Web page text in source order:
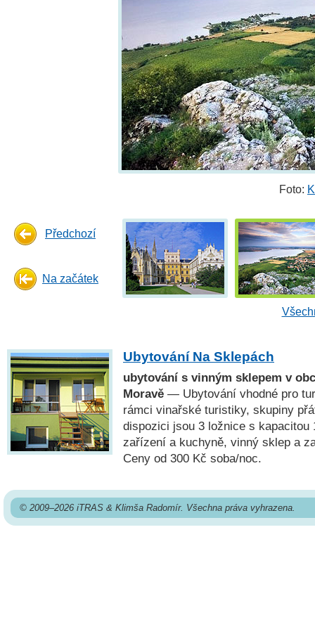
Foto:
Předchozí
Na začátek
Ubytování Na Sklepách
ubytování s vinným sklepem v
Moravě — Ubytování vhodné pro
rámci vinařské turistiky, skupiny
dispozici jsou 3 ložnice s
zařízení a kuchyně, vinný sklep a
Ceny od 300 Kč soba/noc.
© 2009–2026 iTRAS & Klimša Radomír. Všechna práva vyhrazena.